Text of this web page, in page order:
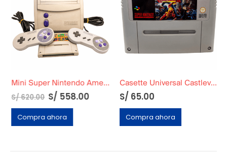
Mini Super Nintendo Americano
S/620.00 S/558.00
Compra ahora
Casette Universal Castlevania IV
S/65.00
Compra ahora